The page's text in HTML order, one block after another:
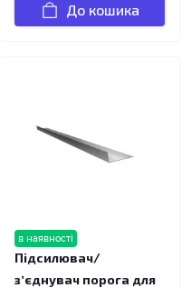
До кошика
в наявності
Підсилювач/
зʼєднувач порога для